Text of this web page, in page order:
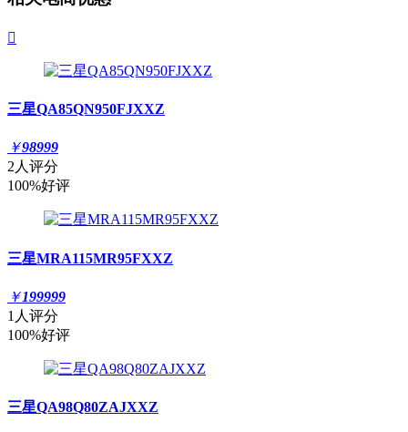

三星QA85QN950FJXXZ
￥98999
2人评分
100%好评
三星MRA115MR95FXXZ
￥199999
1人评分
100%好评
三星QA98Q80ZAJXXZ